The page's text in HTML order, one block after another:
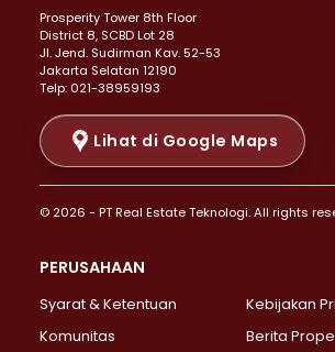
Properti Dijual di Menteng >
Properti Dijual di Senen >
Properti Dijual di Tanah Abang >
Properti Dijual di Cikini >
Properti Dijual di Kramat >
Properti Dijual di Pasar Baru >
Properti Dijual di Bendungan Hilir >
Properti Dijual di Jakarta Selatan >
Properti Dijual di Lebak Bulus >
Properti Dijual di Gandaria Selatan >
Properti Dijual di Pondok Labu >
Prosperity Tower 8th Floor
District 8, SCBD Lot 28
JI. Jend. Sudirman Kav. 52-53
Jakarta Selatan 12190
Telp: 021-38959193
Lihat di Google Maps
© 2026 - PT Real Estate Teknologi. All rights
PERUSAHAAN
Syarat & Ketentuan
Kebijakan
Komunitas
Berita